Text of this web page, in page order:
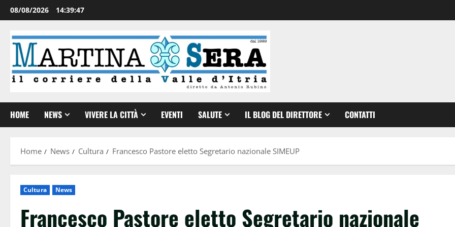
08/08/2026 14:39:47
HOME NEWS VIVERE LA CITTÀ EVENTI SALUTE IL BLOG DEL DIRETTORE CONTATTI
Home News Cultura Francesco Pastore eletto Segretario nazionale SIMEUP
Cultura News
Francesco Pastore eletto Segretario nazionale